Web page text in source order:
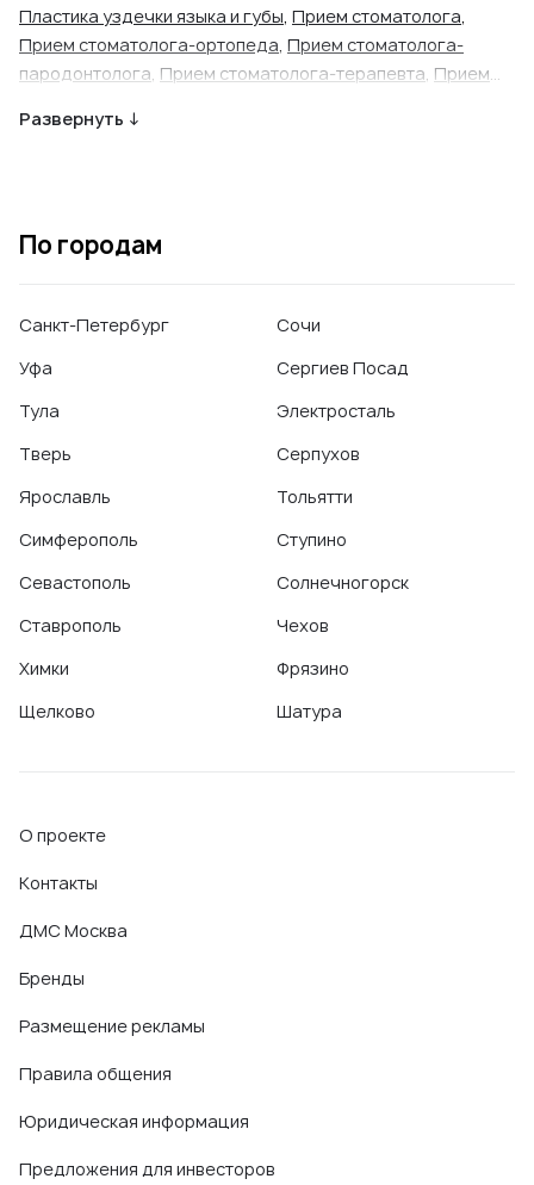
Пластика уздечки языка и губы, Прием стоматолога,
Прием стоматолога-ортопеда, Прием стоматолога-
пародонтолога, Прием стоматолога-терапевта, Прием
имплантолога
Развернуть ↓
По городам
Санкт-Петербург
Уфа
Тула
Тверь
Ярославль
Симферополь
Севастополь
Ставрополь
Химки
Щелково
Сочи
Сергиев Посад
Электросталь
Серпухов
Тольятти
Ступино
Солнечногорск
Чехов
Фрязино
Шатура
О проекте
Контакты
ДМС Москва
Бренды
Размещение рекламы
Правила общения
Юридическая информация
Предложения для инвесторов